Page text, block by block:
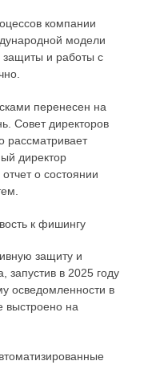
компании
модели
защиты и работы с
перенесен на
Совет директоров
рассматривает
директор
о состоянии
к фишингу
защиту и
запустив в 2025 году
осведомленности в
выстроено на